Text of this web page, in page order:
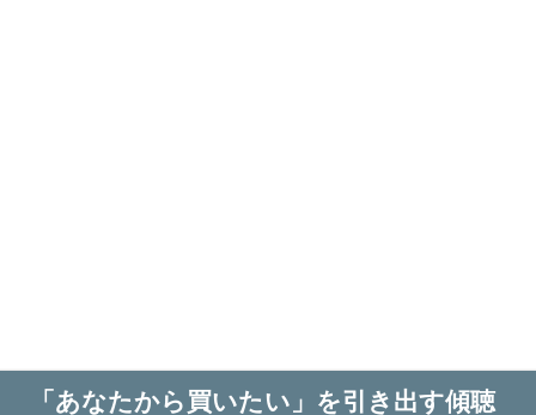
「あなたから買いたい」を引き出す傾聴